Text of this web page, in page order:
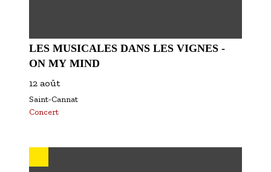
LES MUSICALES DANS LES VIGNES -
ON MY MIND
12 août
Saint-Cannat
Concert